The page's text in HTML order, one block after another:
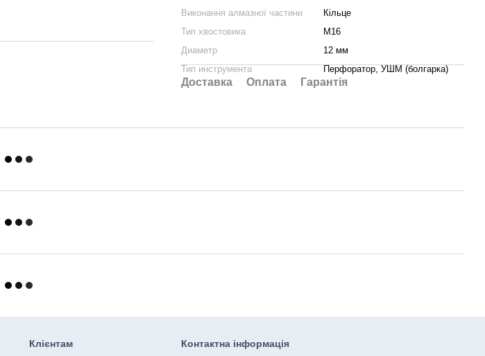
Виконання алмазної частини
Кільце
Тип хвостовика
М16
Диаметр
12 мм
Тип инструмента
Перфоратор, УШМ (болгарка)
Доставка Оплата Гарантія
Клієнтам Контактна інформація